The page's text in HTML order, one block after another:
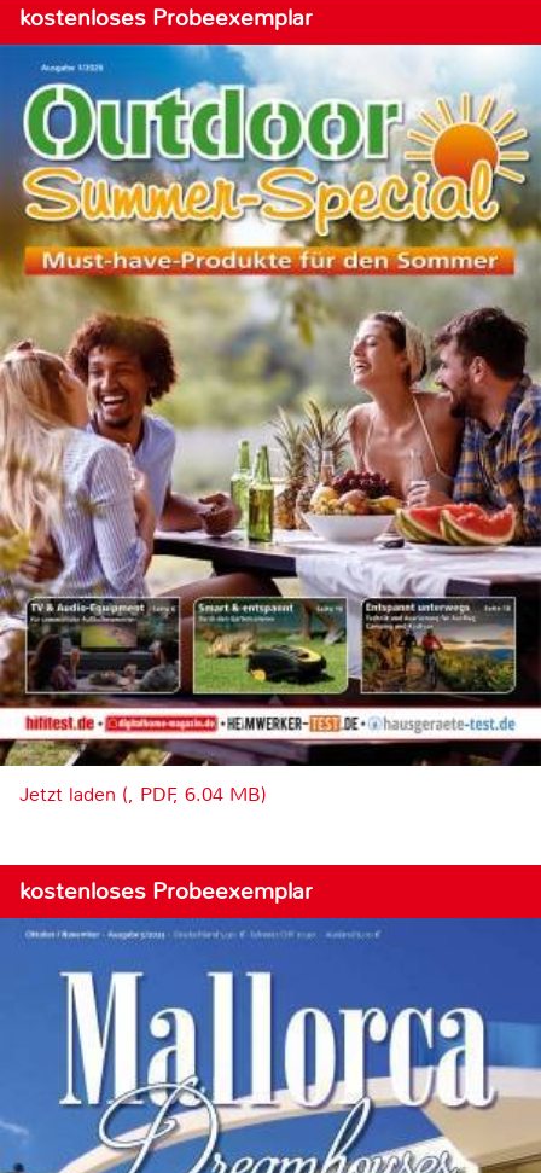
kostenloses Probeexemplar
Jetzt laden (, PDF, 6.04 MB)
kostenloses Probeexemplar